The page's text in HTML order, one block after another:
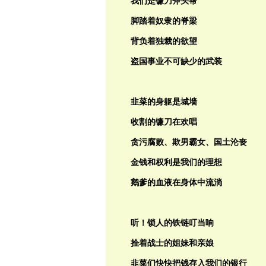
脚踏着奴隶的脊梁
背负着独裁的欲望
盗国事业不可缺少的武装
韭菜的身躯是城墙
收割的镰刀在欢唱
贪污腐败、欺男霸女、国土沦丧
金钱和权利是我们的理想
鹅爹的血液在身体中流淌
听！锁人的铁链叮当响
拴着战士的姐妹和亲娘
韭菜们快快把钱存入我们的银行